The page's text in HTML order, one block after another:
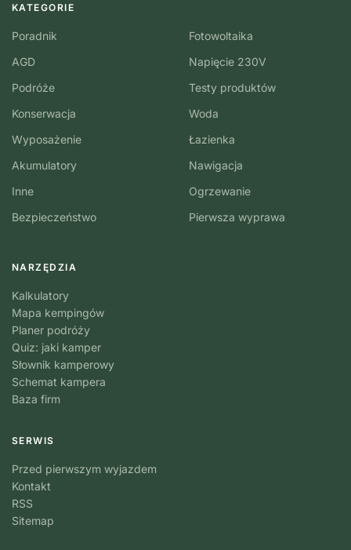
KATEGORIE
Poradnik
AGD
Podróże
Konserwacja
Wyposażenie
Akumulatory
Inne
Bezpieczeństwo
Fotowoltaika
Napięcie 230V
Testy produktów
Woda
Łazienka
Nawigacja
Ogrzewanie
Pierwsza wyprawa
NARZĘDZIA
Kalkulatory
Mapa kempingów
Planer podróży
Quiz: jaki kamper
Słownik kamperowy
Schemat kampera
Baza firm
SERWIS
Przed pierwszym wyjazdem
Kontakt
RSS
Sitemap